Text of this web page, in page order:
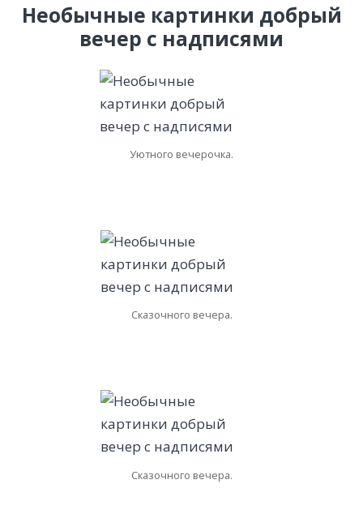
Необычные картинки добрый
вечер с надписями
Уютного вечерочка.
Сказочного вечера.
Сказочного вечера.